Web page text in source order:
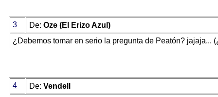
3 De: Oze (El Erizo Azul)
¿Debemos tomar en serio la pregunta de Peatón? jajaja...
4 De: Vendell